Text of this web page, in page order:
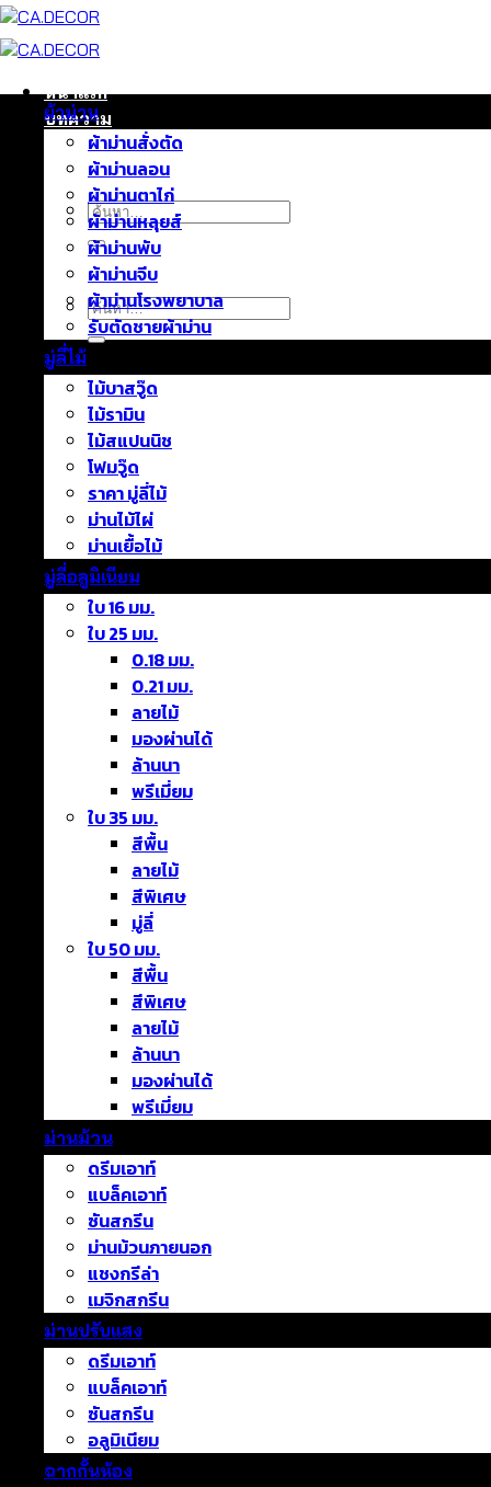
ข้าม
ยัง
หน้าแรก
บทความ
ติดต่อเรา
เกี่ยวกับเรา
ค้นหา:
ค้นหา:
ผ้าม่าน
ผ้าม่านสั่งตัด
ผ้าม่านลอน
ผ้าม่านตาไก่
ผ้าม่านหลุยส์
ผ้าม่านพับ
ผ้าม่านจีบ
ผ้าม่านโรงพยาบาล
รับตัดชายผ้าม่าน
มู่ลี่ไม้
ไม้บาสวู๊ด
ไม้รามิน
ไม้สแปนนิช
โฟมวู๊ด
ราคา มู่ลี่ไม้
ม่านไม้ไผ่
ม่านเยื้อไม้
มู่ลี่อลูมิเนียม
ใบ 16 มม.
ใบ 25 มม.
0.18 มม.
0.21 มม.
ลายไม้
มองผ่านได้
ล้านนา
พรีเมี่ยม
ใบ 35 มม.
สีพื้น
ลายไม้
สีพิเศษ
มู่ลี่
ใบ 50 มม.
สีพื้น
สีพิเศษ
ลายไม้
ล้านนา
มองผ่านได้
พรีเมี่ยม
ม่านม้วน
ดรีมเอาท์
แบล็คเอาท์
ซันสกรีน
ม่านม้วนภายนอก
แชงกรีล่า
เมจิกสกรีน
ม่านปรับแสง
ดรีมเอาท์
แบล็คเอาท์
ซันสกรีน
อลูมิเนียม
ฉากกั้นห้อง